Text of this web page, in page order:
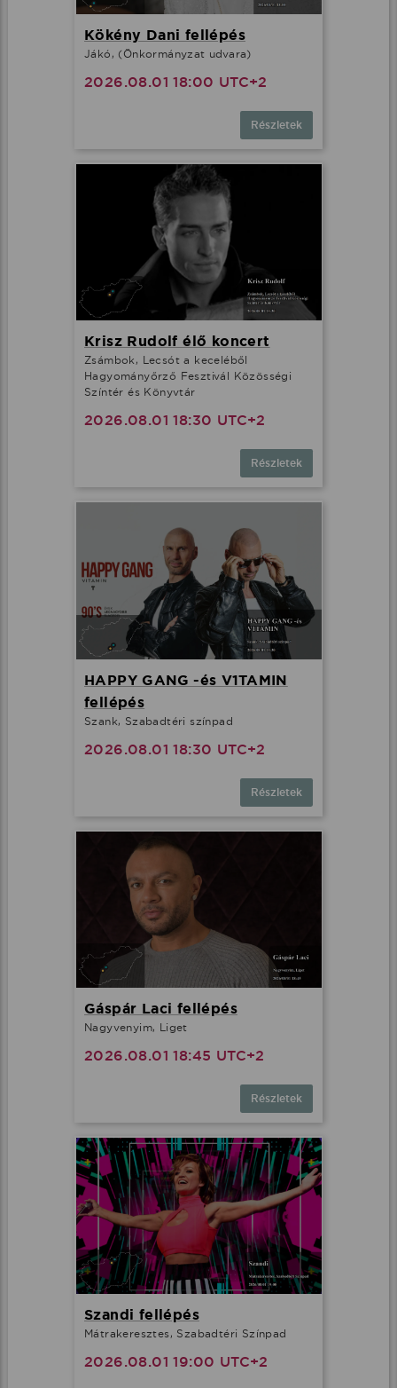
Kökény Dani fellépés
Jákó, (Önkormányzat udvara)
2026.08.01 18:00 UTC+2
Részletek
Krisz Rudolf élő koncert
Zsámbok, Lecsót a keceléből
Hagyományőrző Fesztivál Közösségi
Színtér és Könyvtár
2026.08.01 18:30 UTC+2
Részletek
HAPPY GANG -és V1TAMIN
fellépés
Szank, Szabadtéri színpad
2026.08.01 18:30 UTC+2
Részletek
Gáspár Laci fellépés
Nagyvenyim, Liget
2026.08.01 18:45 UTC+2
Részletek
Szandi fellépés
Mátrakeresztes, Szabadtéri Színpad
2026.08.01 19:00 UTC+2